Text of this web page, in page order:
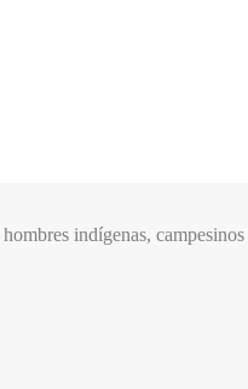
indígenas,